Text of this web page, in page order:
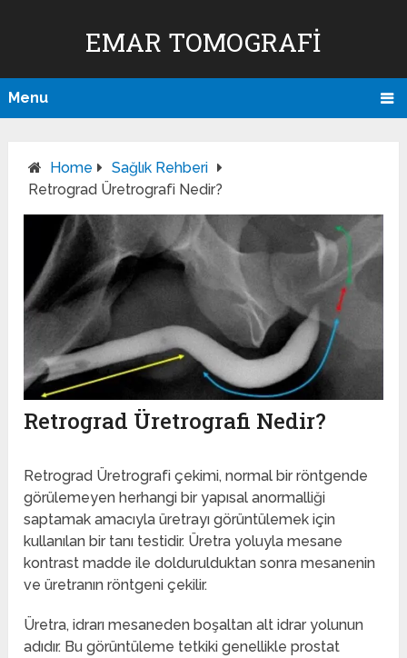
EMAR TOMOGRAFI
Menu
Home
Sağlık Rehberi
Retrograd Üretrografi Nedir?
Retrograd Üretrografi Nedir?
Retrograd Üretrografi çekimi, normal bir röntgende
görülemeyen herhangi bir yapısal anormalliği
saptamak amacıyla üretrayı görüntülemek için
kullanılan bir tanı testidir. Üretra yoluyla mesane
kontrast madde ile doldurulduktan sonra mesanenin
ve üretranın röntgeni çekilir.
Üretra, idrarı mesaneden boşaltan alt idrar yolunun
adıdır. Bu görüntüleme tetkiki genellikle prostat